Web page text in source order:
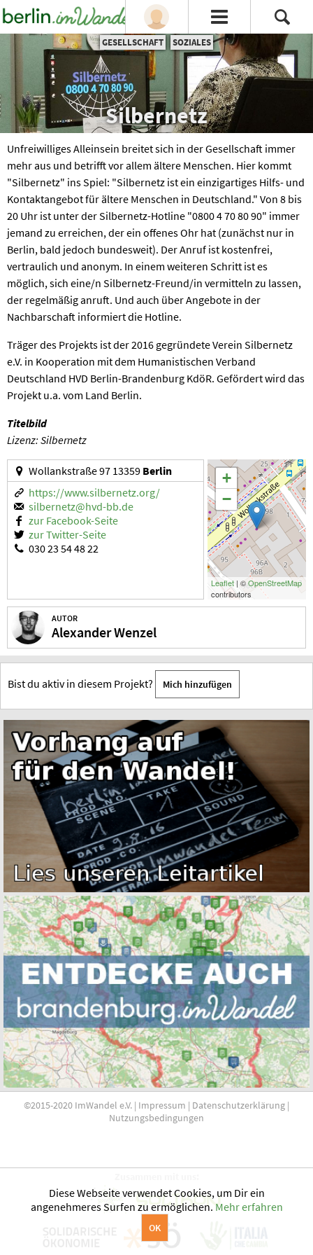
GESELLSCHAFT SOZIALES
Silbernetz
Unfreiwilliges Alleinsein breitet sich in der Gesellschaft immer
mehr aus und betrifft vor allem ältere Menschen. Hier kommt
"Silbernetz" ins Spiel: "Silbernetz ist ein einzigartiges Hilfs- und
Kontaktangebot für ältere Menschen in Deutschland." Von 8 bis
20 Uhr ist unter der Silbernetz-Hotline "0800 4 70 80 90" immer
jemand zu erreichen, der ein offenes Ohr hat (zunächst nur in
Berlin, bald jedoch bundesweit). Der Anruf ist kostenfrei,
vertraulich und anonym. In einem weiteren Schritt ist es
möglich, sich eine/n Silbernetz-Freund/in vermitteln zu lassen,
der regelmäßig anruft. Und auch über Angebote in der
Nachbarschaft informiert die Hotline.
Träger des Projekts ist der 2016 gegründete Verein Silbernetz
e.V. in Kooperation mit dem Humanistischen Verband
Deutschland HVD Berlin-Brandenburg KdöR. Gefördert wird das
Projekt u.a. vom Land Berlin.
Titelbild
Lizenz: Silbernetz
+
−
Leaflet| ©OpenStreetMap
contributors
Wollankstraße 97 13359 Berlin
https://www.silbernetz.org/
silbernetz@hvd-bb.de
zur Facebook-Seite
zur Twitter-Seite
030 23 54 48 22
AUTOR
Alexander Wenzel
Bist du aktiv in diesem Projekt? Mich hinzufügen
©2015-2020 ImWandel e.V. | Impressum | Datenschutzerklärung |
Nutzungsbedingungen
Diese Webseite verwendet Cookies, um Dir ein
angenehmeres Surfen zu ermöglichen. Mehr erfahren
OK